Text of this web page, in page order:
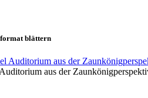
blättern
aus der